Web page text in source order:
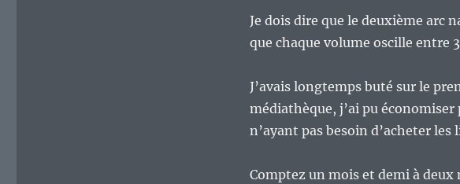
Je dois dire que le deuxième arc
que chaque volume oscille entre
J’avais longtemps buté sur le
médiathèque, j’ai pu économiser
n’ayant pas besoin d’acheter les
Comptez un mois et demi à deux